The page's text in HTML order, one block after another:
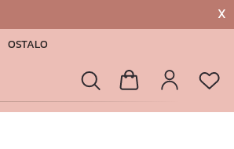
X
OSTALO
Pretraga